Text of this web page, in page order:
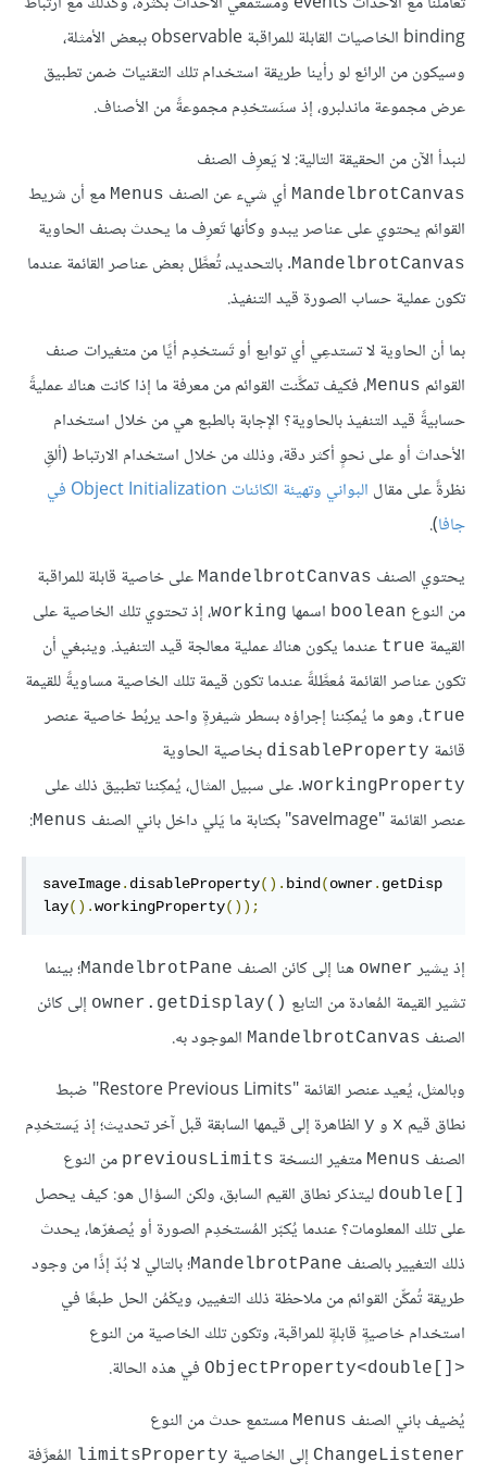
binding الخاصيات القابلة للمراقبة observable ببعض الأمثلة،
وسيكون من الرائع لو رأينا طريقة استخدام تلك التقنيات ضمن تطبيق
عرض مجموعة ماندلبرو، إذ سنَستخدِم مجموعةً من الأصناف.
لنبدأ الآن من الحقيقة التالية: لا يَعرِف الصنف
MandelbrotCanvas أي شيء عن الصنف Menus مع أن شريط
القوائم يحتوي على عناصر يبدو وكأنها تَعرِف ما يحدث بصنف الحاوية
MandelbrotCanvas. بالتحديد، تُعطَّل بعض عناصر القائمة عندما
تكون عملية حساب الصورة قيد التنفيذ.
بما أن الحاوية لا تستدعِي أي توابع أو تَستخدِم أيًا من متغيرات صنف
القوائم Menus، فكيف تمكَّنت القوائم من معرفة ما إذا كانت هناك عمليةً
حسابيةً قيد التنفيذ بالحاوية؟ الإجابة بالطبع هي من خلال استخدام
الأحداث أو على نحوٍ أكثر دقة، وذلك من خلال استخدام الارتباط (ألقِ
نظرةً على مقال
البواني وتهيئة الكائنات Object Initialization في
جافا).
يحتوي الصنف MandelbrotCanvas على خاصية قابلة للمراقبة
من النوع boolean اسمها working، إذ تحتوي تلك الخاصية على
القيمة true عندما يكون هناك عملية معالجة قيد التنفيذ. وينبغي أن
تكون عناصر القائمة مُعطَّلةً عندما تكون قيمة تلك الخاصية مساويةً للقيمة
true، وهو ما يُمكِننا إجراؤه بسطر شيفرةٍ واحد يربُط خاصية عنصر
قائمة disableProperty بخاصية الحاوية
workingProperty. على سبيل المثال، يُمكِننا تطبيق ذلك على
عنصر القائمة "saveImage" بكتابة ما يَلي داخل باني الصنف
Menus
:
saveImage. disableProperty(). bind (owner. getDisp
lay().workingProperty());
إذ يشير owner هنا إلى كائن الصنف MandelbrotPane؛ بينما
تشير القيمة المُعادة من التابع owner.getDisplay()‎ إلى كائن
الصنف MandelbrotCanvas الموجود به.
وبالمثل، يُعيد عنصر القائمة "Restore Previous Limits" ضبط
نطاق قيم x و y الظاهرة إلى قيمها السابقة قبل آخر تحديث؛ إذ يَستخدِم
الصنف Menus متغير النسخة previousLimits من النوع
double[]‎ ليتذكر نطاق القيم السابق، ولكن السؤال هو: كيف يحصل
على تلك المعلومات؟ عندما يُكبّر المُستخدِم الصورة أو يُصغرّها، يحدث
ذلك التغيير بالصنف MandelbrotPane؛ بالتالي لا بُدّ إذًا من وجود
طريقة تُمكِّن القوائم من ملاحظة ذلك التغيير، ويكْمُن الحل طبعًا في
استخدام خاصيةٍ قابلةٍ للمراقبة، وتكون تلك الخاصية من النوع
ObjectProperty<double[]>‎ في هذه الحالة.
يُضيف باني الصنف Menus مستمع حدث من النوع
ChangeListener إلى الخاصية limitsProperty المُعرَّفة